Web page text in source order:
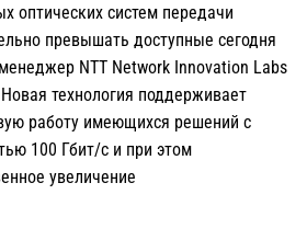
оптических систем передачи
превышать доступные сегодня
NTT Network Innovation Labs
технология поддерживает
работу имеющихся решений с
100 Гбит/с и при этом
увеличение